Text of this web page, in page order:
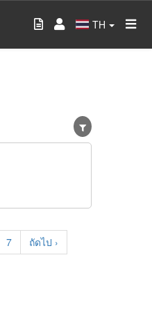
TH
Page
7
Next
page
ถัดไป ›